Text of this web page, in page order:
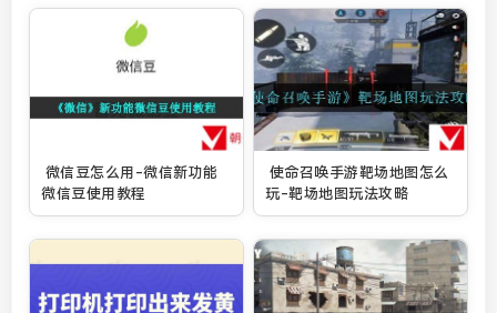
微信豆怎么用-微信新功能
微信豆使用教程
使命召唤手游靶场地图怎么
玩-靶场地图玩法攻略